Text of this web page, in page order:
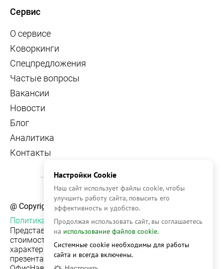
Сервис
О сервисе
Коворкинги
Спецпредложения
Частые вопросы
Вакансии
Новости
Блог
Аналитика
Контакты
@ Copyright, 2026 OFFICE NAVIGATOR
Политика конфиденциальности
Представленная на сайте информация, в т.ч.
стоимости объектов, носит информационный
характер и не является публичной офертой. Условия
презентации объекта недвижимости на сервисе
Настройки Cookie
Наш сайт использует файлы cookie, чтобы
улучшить работу сайта, повысить его
эффективность и удобство.
Продолжая использовать сайт, вы соглашаетесь
на использование файлов cookie.
Системные cookie необходимы для работы
сайта и всегда включены.